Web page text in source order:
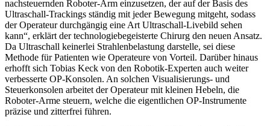
nachsteuernden Roboter-Arm einzusetzen, der auf der Basis des
Ultraschall-Trackings ständig mit jeder Bewegung mitgeht, sodass
der Operateur durchgängig eine Art Ultraschall-Livebild sehen
kann“, erklärt der technologiebegeisterte Chirurg den neuen Ansatz.
Da Ultraschall keinerlei Strahlenbelastung darstelle, sei diese
Methode für Patienten wie Operateure von Vorteil. Darüber hinaus
erhofft sich Tobias Keck von den Robotik-Experten auch weiter
verbesserte OP-Konsolen. An solchen Visualisierungs- und
Steuerkonsolen arbeitet der Operateur mit kleinen Hebeln, die
Roboter-Arme steuern, welche die eigentlichen OP-Instrumente
präzise und zitterfrei führen.